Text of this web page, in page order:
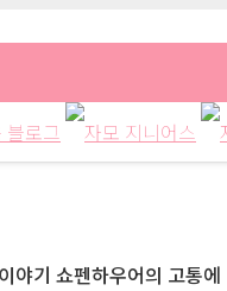
야기 쇼펜하우어의 고통